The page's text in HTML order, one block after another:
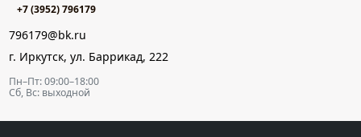
+7 (3952) 796179
796179@bk.ru
г. Иркутск, ул. Баррикад, 222
Пн–Пт: 09:00–18:00
Сб, Вс: выходной